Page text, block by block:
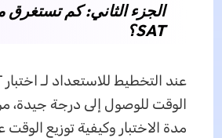
الجزء الثاني: كم تستغرق
SAT؟
الوقت للوصول إلى درجة جيدة،
مدة الاختبار وكيفية توزيع الوقت